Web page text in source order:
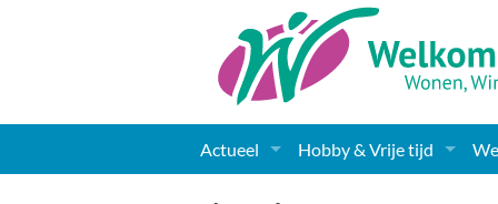
Actueel
Nieuws
Hobby & Vrije tijd